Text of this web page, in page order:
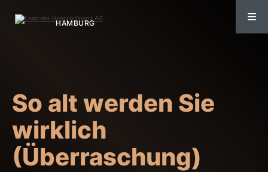
So alt werden Sie
wirklich
(Überraschung)